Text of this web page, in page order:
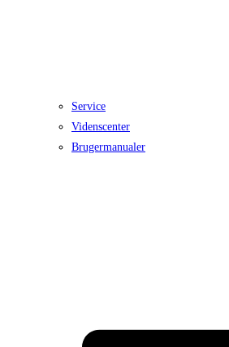
Service
Videnscenter
Brugermanualer